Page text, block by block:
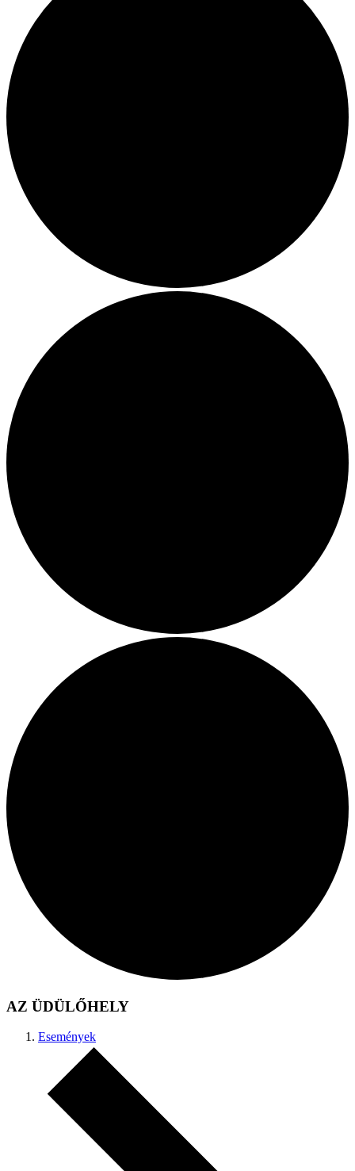
AZ ÜDÜLŐHELY
Események